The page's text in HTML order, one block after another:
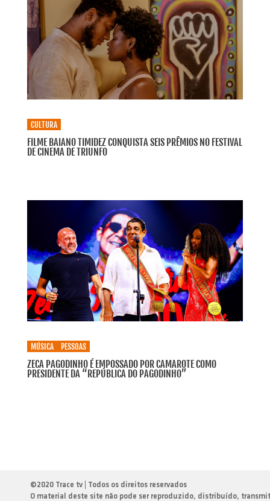
CULTURA
FILME BAIANO TIMIDEZ CONQUISTA SEIS PRÊMIOS NO FESTIVAL
DE CINEMA DE TRIUNFO
MÚSICA PESSOAS
ZECA PAGODINHO É EMPOSSADO POR CAMAROTE COMO
PRESIDENTE DA “REPÚBLICA DO PAGODINHO”
©2020 Trace tv | Todos os direitos reservados
O material deste site não pode ser reproduzido, distribuído,